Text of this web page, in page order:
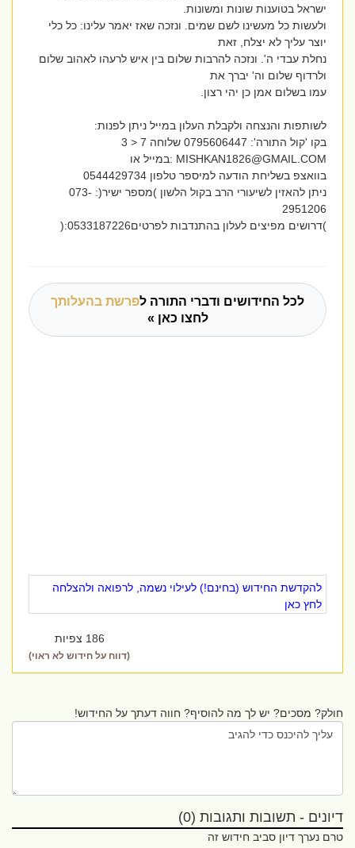
ישראל בטוענות שונות ומשונות.
ולעשות כל מעשינו לשם שמים. ונזכה שאז יאמר עלינו: כל כלי
יוצר עליך לא יצלח, זאת
נחלת עבדי ה'. ונזכה להרבות שלום בין איש לרעהו לאהוב שלום
ולרדוף שלום וה' יברך את
עמו בשלום אמן כן יהי רצון.
לשותפות והנצחה ולקבלת העלון במייל ניתן לפנות:
בקו 'קול התורה': 0795606447 שלוחה 7 < 3
MISHKAN1826@GMAIL.COM:במייל או
בוואצפ בשליחת הודעה למיספר טלפון 0544429734
ניתן להאזין לשיעורי הרב בקול הלשון )מספר ישיר(: 073-
2951206
)דרושים מפיצים לעלון בהתנדבות לפרטים0533187226:(
לכל החידושים ודברי התורה לפרשת בהעלותך
לחצו כאן »
להקדשת החידוש (בחינם!) לעילוי נשמה, לרפואה ולהצלחה
לחץ כאן
186 צפיות
(דווח על חידוש לא ראוי)
חולק? מסכים? יש לך מה להוסיף? חווה דעתך על החידוש!
דיונים - תשובות ותגובות (0)
טרם נערך דיון סביב חידוש זה